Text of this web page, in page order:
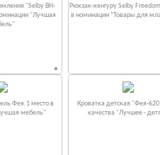
"Selby BH-
"Лучшая
Рюкзак-кенгуру Selby
в номинации “Товары для
Фея.1 место в
мебель"
Кроватка детская "Фея-
качества "Лучшее -